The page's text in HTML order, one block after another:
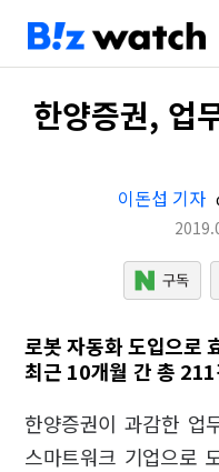
한양증권, 업
이돈섭 기자
로봇 자동화 도입으로
최근 10개월 간 총
한양증권이 과감한 업
스마트워크 기업으로